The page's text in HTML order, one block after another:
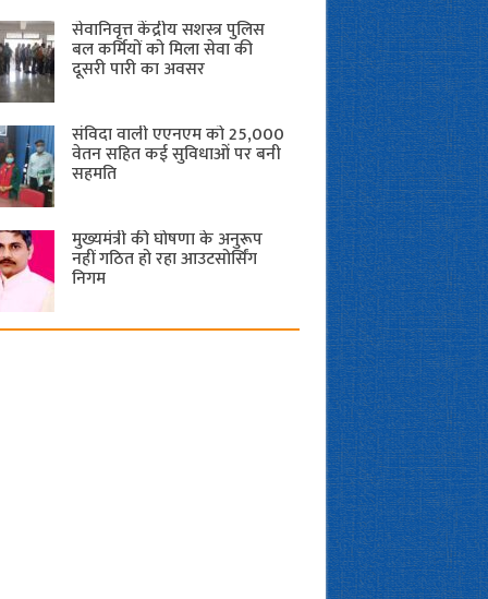
सेवानिवृत्त केंद्रीय सशस्त्र पुलिस
बल ​कर्मियों को मिला सेवा की
दूसरी पारी का अवसर
संविदा वाली एएनएम को 25,000
वेतन सहित कई सुविधाओं पर बनी
सहमति
मुख्यमंत्री की घोषणा के अनुरूप
नहीं गठित हो रहा आउटसोर्सिंग
निगम